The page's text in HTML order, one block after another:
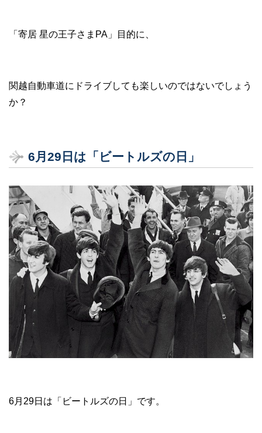
「寄居 星の王子さまPA」目的に、
関越自動車道にドライブしても楽しいのではないでしょう
か？
6月29日は「ビートルズの日」
6月29日は「ビートルズの日」です。